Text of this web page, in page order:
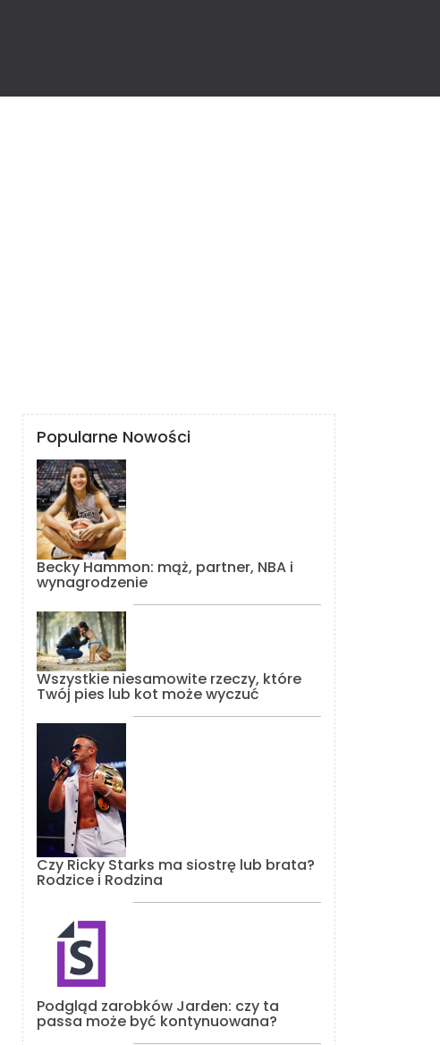
Popularne Nowości
Becky Hammon: mąż, partner, NBA i
wynagrodzenie
Wszystkie niesamowite rzeczy, które
Twój pies lub kot może wyczuć
Czy Ricky Starks ma siostrę lub brata?
Rodzice i Rodzina
Podgląd zarobków Jarden: czy ta
passa może być kontynuowana?